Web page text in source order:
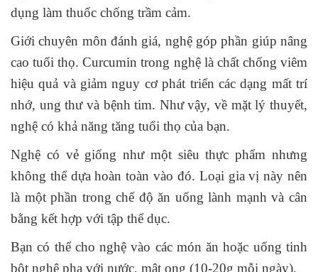
dụng làm thuốc chống trầm cảm.
Giới chuyên môn đánh giá, nghệ góp phần giúp nâng
cao tuổi thọ. Curcumin trong nghệ là chất chống viêm
hiệu quả và giảm nguy cơ phát triển các dạng mất trí
nhớ, ung thư và bệnh tim. Như vậy, về mặt lý thuyết,
nghệ có khả năng tăng tuổi thọ của bạn.
Nghệ có vẻ giống như một siêu thực phẩm nhưng
không thể dựa hoàn toàn vào đó. Loại gia vị này nên
là một phần trong chế độ ăn uống lành mạnh và cân
bằng kết hợp với tập thể dục.
Bạn có thể cho nghệ vào các món ăn hoặc uống tinh
bột nghệ pha với nước, mật ong (10-20g mỗi ngày).